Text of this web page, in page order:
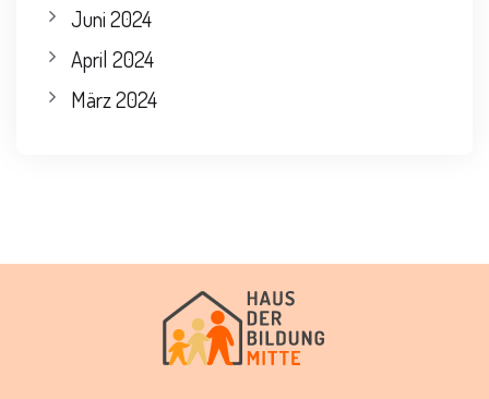
Juni 2024
April 2024
März 2024